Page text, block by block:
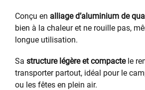
Conçu en alliage d’aluminium de
bien à la chaleur et ne rouille pas,
longue utilisation.
Sa structure légère et compactele
transporter partout, idéal pour le
ou les fêtes en plein air.